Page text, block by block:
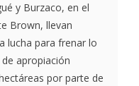
y Burzaco, en el
Brown, llevan
lucha para frenar lo
apropiación
por parte de